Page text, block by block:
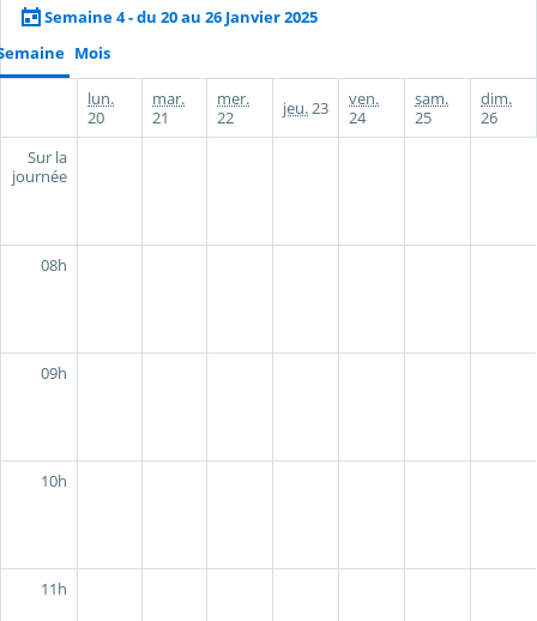
Semaine 4 - du 20 au 26 Janvier 2025
Mois
lun.
20
mar.
21
mer.
22
jeu.23
ven.
24
sam.
25
dim.
26
Sur la
journée
08h
09h
10h
11h